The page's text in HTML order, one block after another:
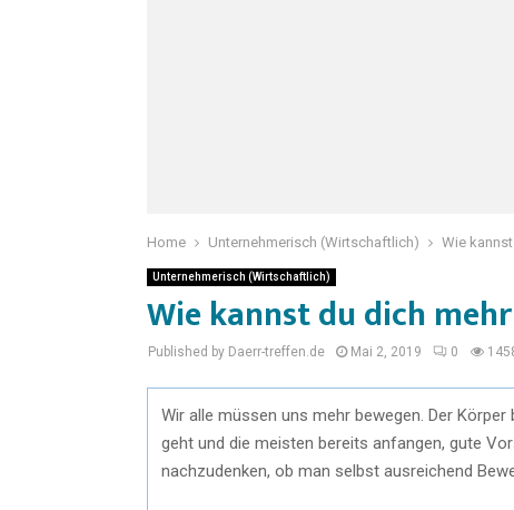
Home Unternehmerisch (Wirtschaftlich) Wie
Unternehmerisch (Wirtschaftlich)
Wie kannst du dich
Published by Daerr-treffen.de Mai 2, 2019 0
Wir alle müssen uns mehr bewegen. Der
geht und die meisten bereits anfangen, gute
nachzudenken, ob man selbst ausreichend